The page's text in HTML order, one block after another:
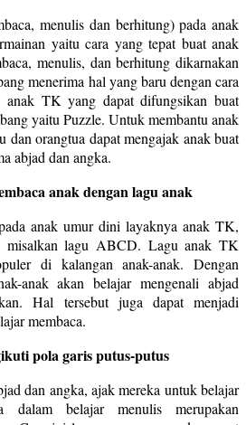
menulis dan berhitung) pada anak
yaitu cara yang tepat buat anak
menulis, dan berhitung dikarnakan
menerima hal yang baru dengan cara
anak TK yang dapat difungsikan buat
yaitu Puzzle. Untuk membantu anak
dan orangtua dapat mengajak anak buat
abjad dan angka.
anak dengan lagu anak
anak umur dini layaknya anak TK,
misalkan lagu ABCD. Lagu anak TK
di kalangan anak-anak. Dengan
anak akan belajar mengenali abjad
Hal tersebut juga dapat menjadi
membaca.
pola garis putus-putus
dan angka, ajak mereka untuk belajar
dalam belajar menulis merupakan